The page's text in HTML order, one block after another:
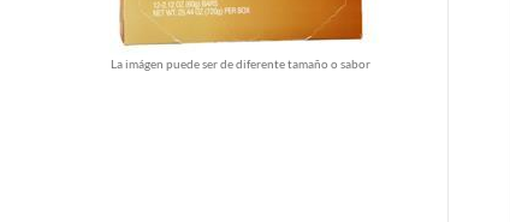
La imágen puede ser de diferente tamaño o sabor